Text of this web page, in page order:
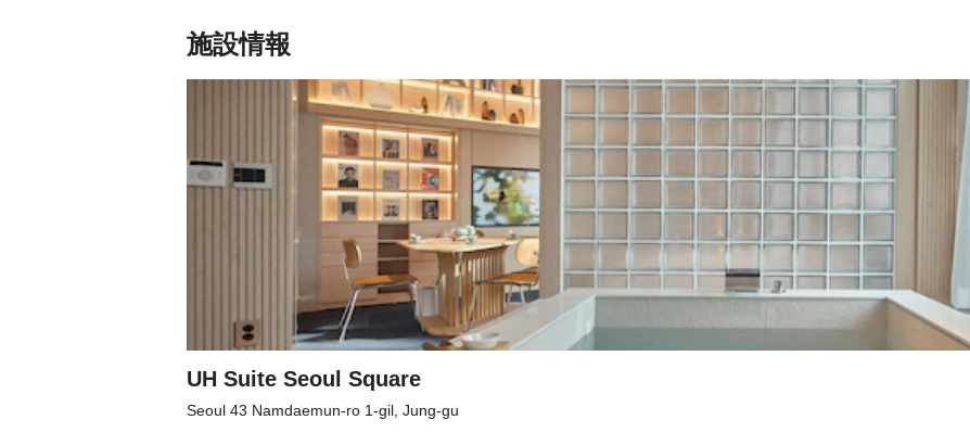
calendar
and
select
the
question
shortcuts
changing
dates.
select
a
date.
Press
the
question
mark
key
to
get
the
keyboard
shortcuts
for
changing
dates.
施設情報
UH Suite Seoul Square
Seoul 43 Namdaemun-ro 1-gil, Jung-gu